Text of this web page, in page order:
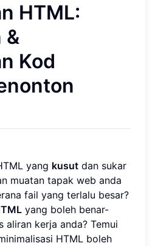
HTML:
&
Kod
yang kusut dan sukar
muatan tapak web anda
fail yang terlalu besar?
yang boleh benar-
aliran kerja anda? Temui
HTML boleh